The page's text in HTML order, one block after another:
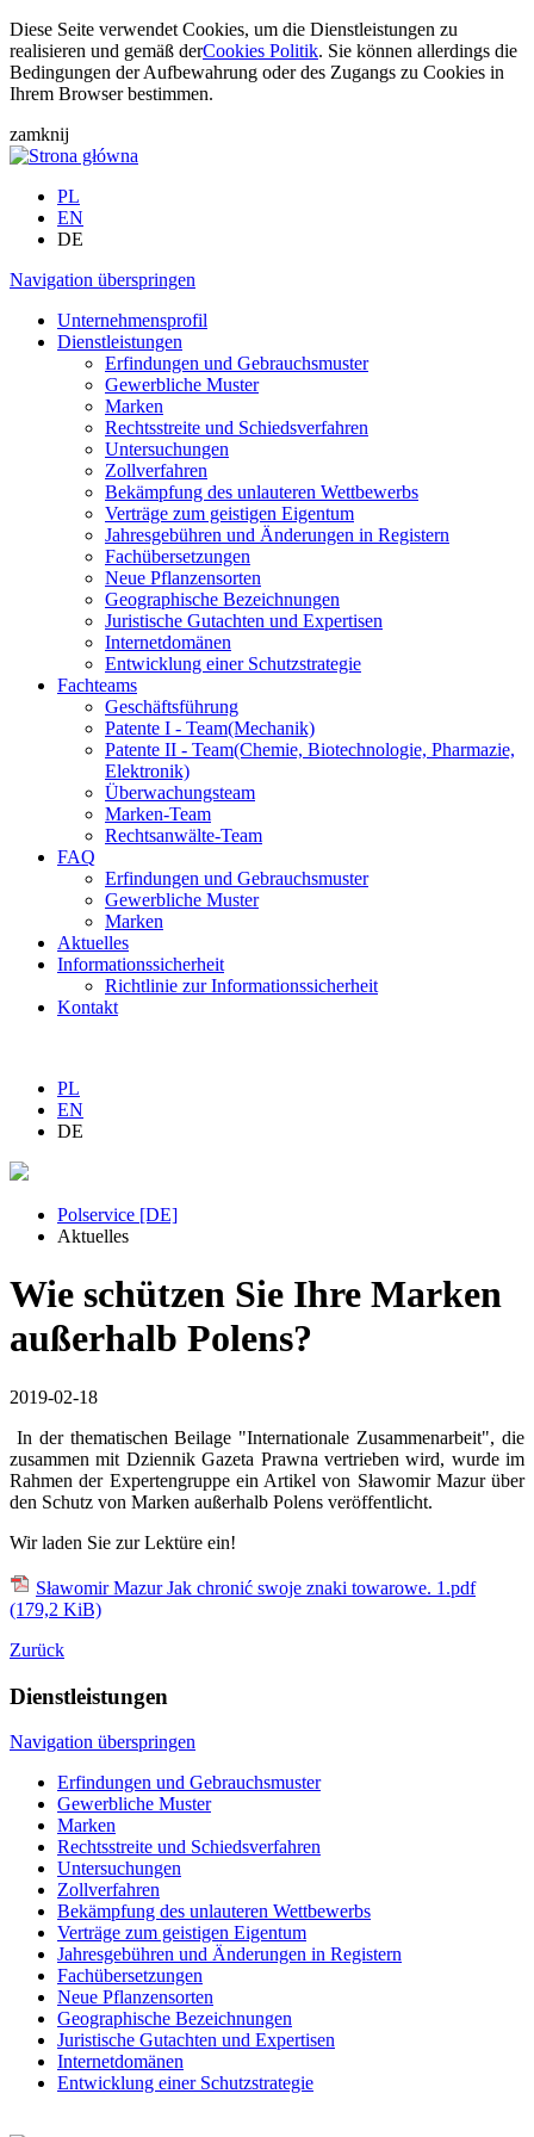
Diese Seite verwendet Cookies, um die Dienstleistungen zu
realisieren und gemäß derCookies Politik. Sie können allerdings die
Bedingungen der Aufbewahrung oder des Zugangs zu Cookies in
Ihrem Browser bestimmen.
zamknij
PL
EN
DE
Navigation überspringen
Unternehmensprofil
Dienstleistungen
Erfindungen und Gebrauchsmuster
Gewerbliche Muster
Marken
Rechtsstreite und Schiedsverfahren
Untersuchungen
Zollverfahren
Bekämpfung des unlauteren Wettbewerbs
Verträge zum geistigen Eigentum
Jahresgebühren und Änderungen in Registern
Fachübersetzungen
Neue Pflanzensorten
Geographische Bezeichnungen
Juristische Gutachten und Expertisen
Internetdomänen
Entwicklung einer Schutzstrategie
Fachteams
Geschäftsführung
Patente I - Team(Mechanik)
Patente II - Team(Chemie, Biotechnologie, Pharmazie,
Elektronik)
Überwachungsteam
Marken-Team
Rechtsanwälte-Team
FAQ
Erfindungen und Gebrauchsmuster
Gewerbliche Muster
Marken
Aktuelles
Informationssicherheit
Richtlinie zur Informationssicherheit
Kontakt
PL
EN
DE
Polservice [DE]
Aktuelles
Wie schützen Sie Ihre Marken
außerhalb Polens?
2019-02-18
In der thematischen Beilage "Internationale Zusammenarbeit", die
zusammen mit Dziennik Gazeta Prawna vertrieben wird, wurde im
Rahmen der Expertengruppe ein Artikel von Sławomir Mazur über
den Schutz von Marken außerhalb Polens veröffentlicht.
Wir laden Sie zur Lektüre ein!
Sławomir Mazur Jak chronić swoje znaki towarowe. 1.pdf
(179,2 KiB)
Zurück
Dienstleistungen
Navigation überspringen
Erfindungen und Gebrauchsmuster
Gewerbliche Muster
Marken
Rechtsstreite und Schiedsverfahren
Untersuchungen
Zollverfahren
Bekämpfung des unlauteren Wettbewerbs
Verträge zum geistigen Eigentum
Jahresgebühren und Änderungen in Registern
Fachübersetzungen
Neue Pflanzensorten
Geographische Bezeichnungen
Juristische Gutachten und Expertisen
Internetdomänen
Entwicklung einer Schutzstrategie